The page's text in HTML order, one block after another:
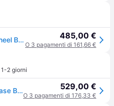
MOZA R12 V2 Direct Drive Wheel Base Base per volante USB Nero 485,00 €
O 3 pagamenti di 161,66 €
1-2 giorni
Base volante R12 V2 Wheel Base Black RS081 529,00 €
O 3 pagamenti di 176,33 €